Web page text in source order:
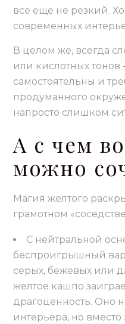
все еще не резкий.
современных
В целом же, всегда
или кислотных
самостоятельны и
продуманного
напросто слишком
А с чем
можно
Магия желтого
грамотном
С нейтральной
беспроигрышный
серых, бежевых или
желтое кашпо
драгоценность. Оно
интерьера, но вместо